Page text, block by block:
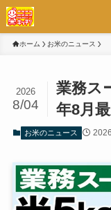
ホーム お米のニュース
業務ス
年8月
2026
8/04
お米のニュース